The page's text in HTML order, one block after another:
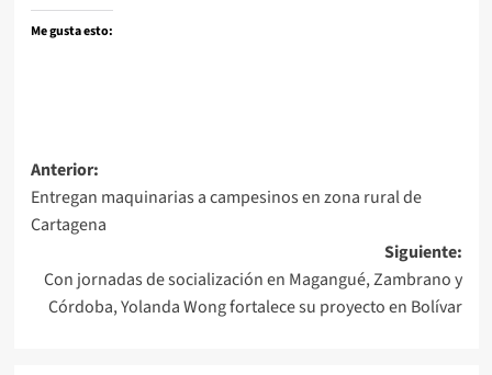
Me gusta esto:
Navegación
de
entradas
Anterior:
Entregan maquinarias a campesinos en zona rural de
Cartagena
Siguiente:
Con jornadas de socialización en Magangué, Zambrano y
Córdoba, Yolanda Wong fortalece su proyecto en Bolívar